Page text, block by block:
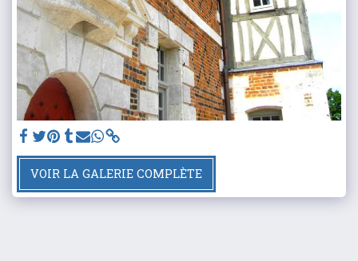
VOIR LA GALERIE COMPLÈTE